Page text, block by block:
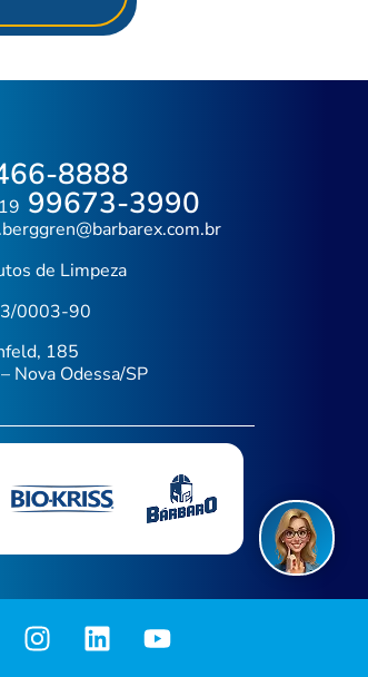
8888
99673-3990
de Limpeza
0003-90
185
Nova Odessa/SP